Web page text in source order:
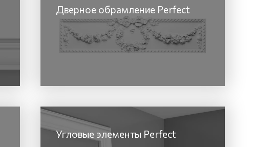
Дверное обрамление Perfect
Угловые элементы Perfect